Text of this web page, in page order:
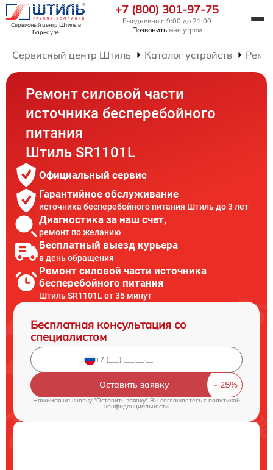
Сервисный центр Штильв
Барнауле
+7 (800) 301-97-75
Ежедневно с 9:00 до 21:00
Позвонить мне утром
Сервисный центр Штиль Каталог устройств
Ремонт силовой части
источника бесперебойного
питания
Штиль SR1101L
Официальный сервис
Гарантийное обслуживание
источника бесперебойного питания Штиль до 3 лет
Диагностика за наш счет,
ремонт по желанию
Бесплатный выезд курьера
в день обращения
Ремонт силовой части источника
бесперебойного питания
Штиль SR1101L от 35 минут
Бесплатная консультация со
специалистом
Оставить заявку
Нажимая на кнопку "Оставить заявку" Вы соглашаетесь cполитикой
конфиденциальности